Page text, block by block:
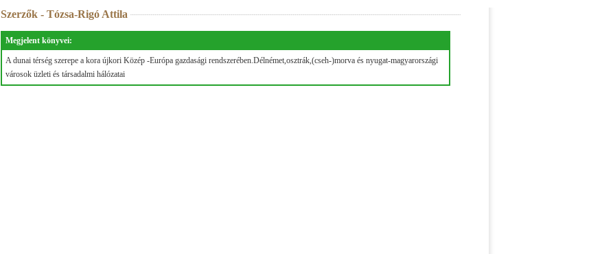
Szerzők - Tózsa-Rigó Attila
Megjelent könyvei:
A dunai térség szerepe a kora újkori Közép -Európa gazdasági rendszerében.Délnémet,osztrák,(cseh-)morva és nyugat-magyarországi
városok üzleti és társadalmi hálózatai